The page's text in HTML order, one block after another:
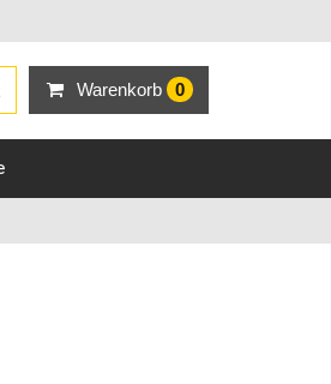
Warenkorb 0